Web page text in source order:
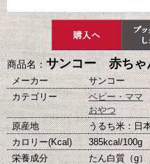
商品名：サンコー 赤ちゃ
メーカー
サンコー
カテゴリー
ベビー・ママ
おやつ
原産地
うるち米：日
カロリー(Kcal)
385kcal/100g
栄養成分
たん白質（g